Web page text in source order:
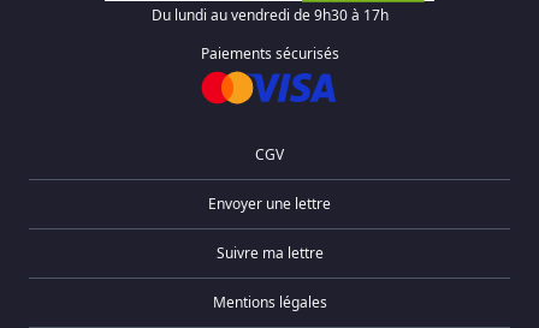
Du lundi au vendredi de 9h30 à 17h
Paiements sécurisés
CGV
Envoyer une lettre
Suivre ma lettre
Mentions légales